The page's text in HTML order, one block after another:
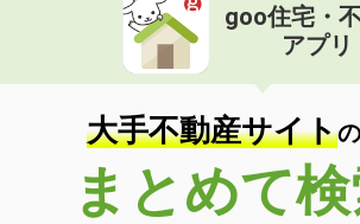
goo住宅・
アプリ
大手不動産サイトの
まとめて検